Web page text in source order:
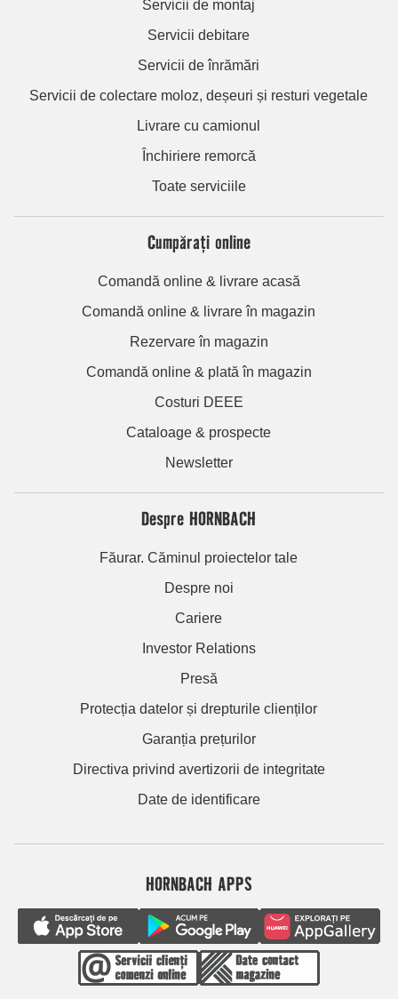
Servicii de montaj
Servicii debitare
Servicii de înrămări
Servicii de colectare moloz, deșeuri și resturi vegetale
Livrare cu camionul
Închiriere remorcă
Toate serviciile
Cumpărați online
Comandă online & livrare acasă
Comandă online & livrare în magazin
Rezervare în magazin
Comandă online & plată în magazin
Costuri DEEE
Cataloage & prospecte
Newsletter
Despre HORNBACH
Făurar. Căminul proiectelor tale
Despre noi
Cariere
Investor Relations
Presă
Protecția datelor și drepturile clienților
Garanția prețurilor
Directiva privind avertizorii de integritate
Date de identificare
HORNBACH APPS